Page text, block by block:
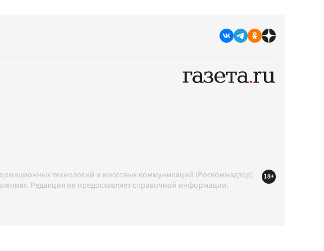
технологий и массовых коммуникаций (Роскомнадзор)
Редакция не предоставляет справочной информации.
18+